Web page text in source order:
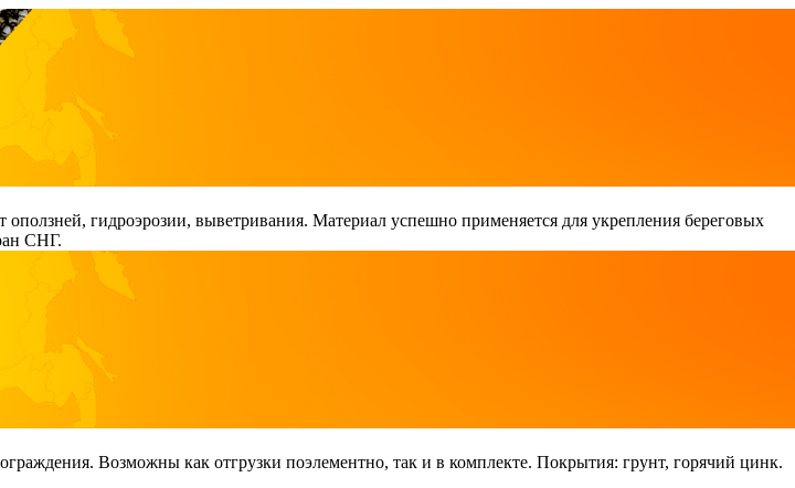
гидроэрозии, выветривания. Материал успешно применяется для укрепления береговых
СНГ.
Возможны как отгрузки поэлементно, так и в комплекте. Покрытия: грунт, горячий цинк.